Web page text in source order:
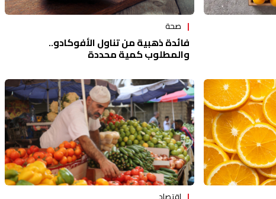
صحة
فائدة ذهبية من تناول الأفوكادو..
والمطلوب كمية محددة